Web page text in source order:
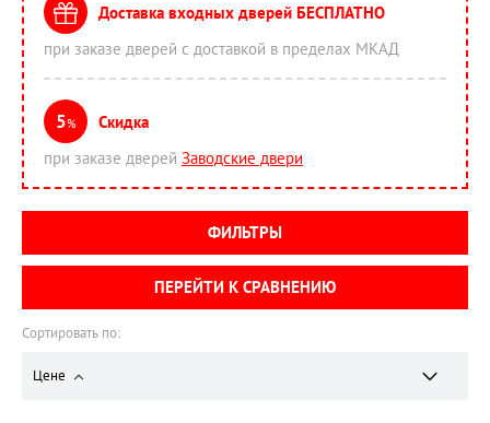
Сортировать по:
Цене
Доставка входных дверей БЕСПЛАТНО
при заказе дверей с доставкой в пределах МКАД
5%
Скидка
при заказе дверей Заводские двери
ФИЛЬТРЫ
ПЕРЕЙТИ К СРАВНЕНИЮ